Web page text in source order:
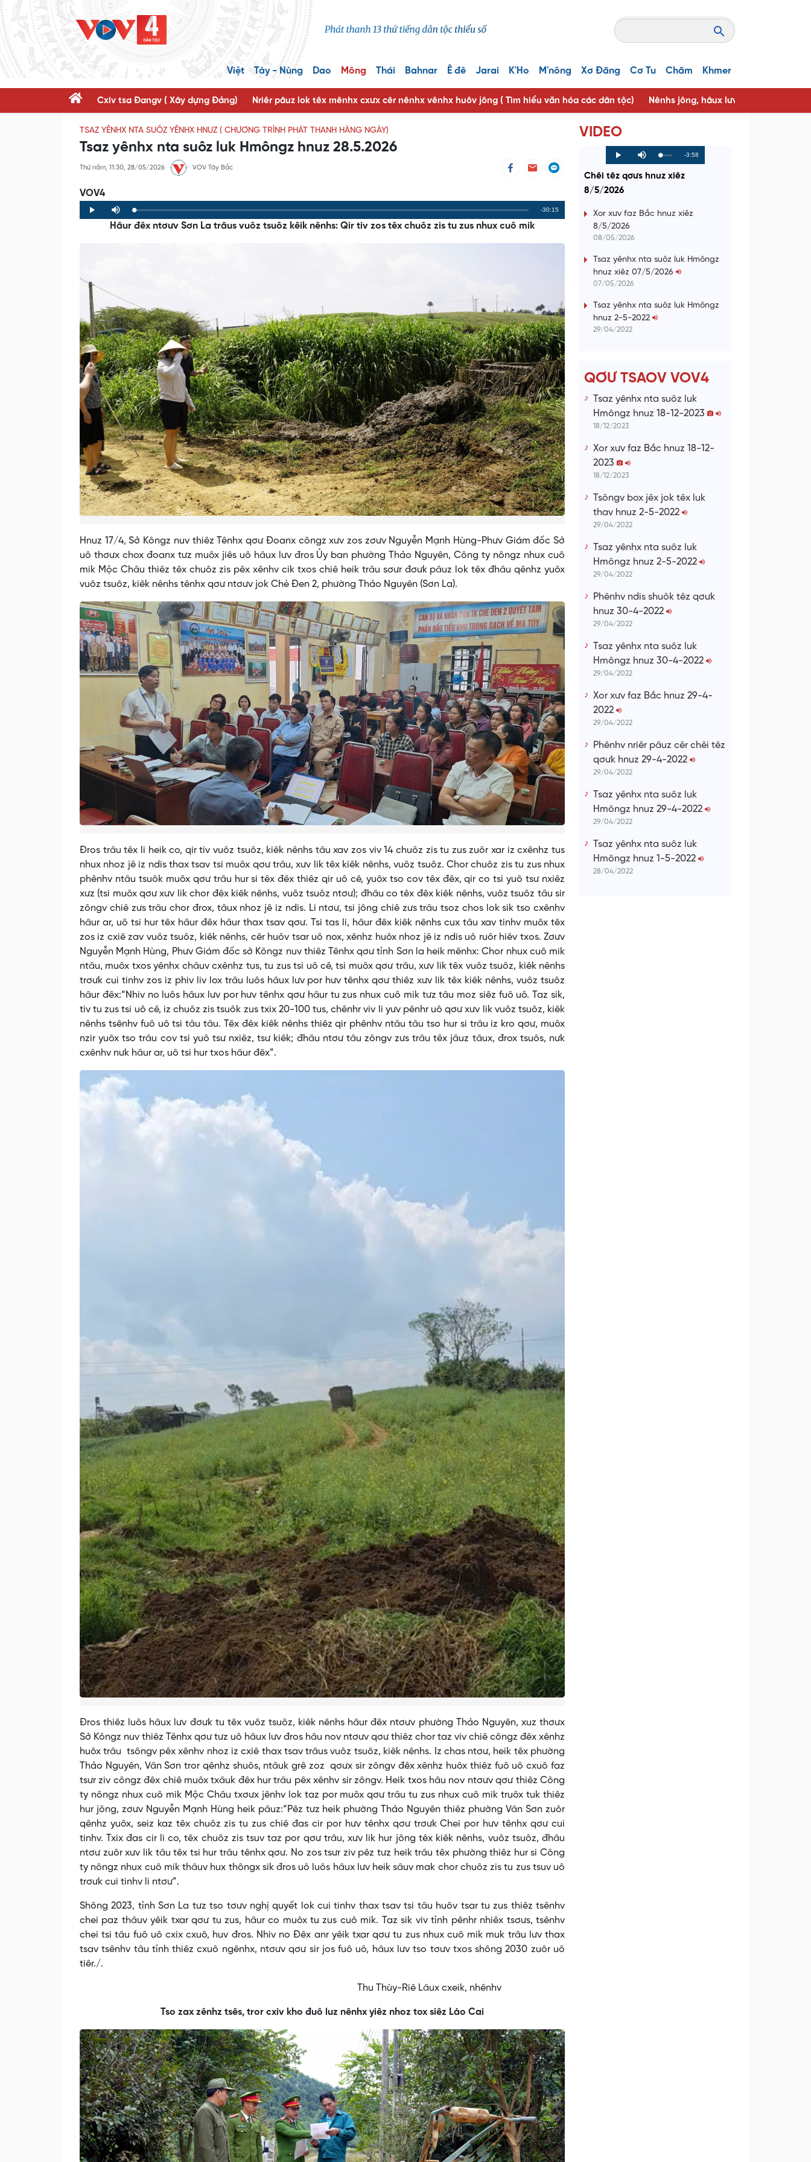
Việt Tày - Nùng Dao Mông Thái Bahnar Ê đê Jarai K'Ho M'nông Xơ Đăng Cơ Tu Chăm Khmer
Cxiv tsa Đangv ( Xây dựng Đảng) Nriêr pâuz lok têx mênhx cxưx cêr nênhx vênhx huôv jông ( Tìm hiểu văn hóa các dân tộc) Nênhs jông, hâux lưv jông ( Người
TSAZ YÊNHX NTA SUÔZ YÊNHX HNUZ ( CHƯƠNG TRÌNH PHÁT THANH HÀNG NGÀY)
Tsaz yênhx nta suôz luk Hmôngz hnuz 28.5.2026
Thứ năm, 11:30, 28/05/2026 VOV Tây Bắc
VOV4
Play Mute Loaded:
0%
Progress:
0%
Remaining
-30:15
Hâur đêx ntơưv Sơn La trâus vuôz tsuôz kêik nênhs: Qir tiv zos têx chuôz zis tu zus nhux cuô mik
Hnuz 17/4, Sở Kôngz nuv thiêz Tênhx qơư Đoanx côngz xưv zos zơưv Nguyễn Mạnh Hùng-Phưv Giám đốc Sở
uô thơưx chox đoanx tưz muôx jiês uô hâux lưv đros Ủy ban phường Thảo Nguyên, Công ty nôngz nhux cuô
mik Mộc Châu thiêz têx chuôz zis pêx xênhv cik txos chiê heik trâu sơưr đơưk pâuz lok têx đhâu qênhz yuôx
vuôz tsuôz, kiêk nênhs tênhx qơư ntơưv jok Chè Đen 2, phường Thảo Nguyên (Sơn La).
Đros trâu têx li heik co, qir tiv vuôz tsuôz, kiêk nênhs tâu xav zos viv 14 chuôz zis tu zus zuôr xar iz cxênhz tus
nhux nhoz jê iz ndis thax tsav tsi muôx qơư trâu, xưv lik têx kiêk nênhs, vuôz tsuôz. Chor chuôz zis tu zus nhux
phênhv ntâu tsuôk muôx qơư trâu hur si têx đêx thiêz qir uô cê, yuôx tso cov têx đêx, qir co tsi yuô tsư nxiêz
xưz (tsi muôx qơư xưv lik chor đêx kiêk nênhs, vuôz tsuôz ntơư); đhâu co têx đêx kiêk nênhs, vuôz tsuôz tâu sir
zôngv chiê zưs trâu chor đrox, tâux nhoz jê iz ndis. Li ntơư, tsi jông chiê zưs trâu tsoz chos lok sik tso cxênhv
hâur ar, uô tsi hur têx hâur đêx hâur thax tsav qơư. Tsi tas li, hâur đêx kiêk nênhs cux tâu xav tinhv muôx têx
zos iz cxiê zav vuôz tsuôz, kiêk nênhs, cêr huôv tsar uô nox, xênhz huôx nhoz jê iz ndis uô ruôr hiêv txos. Zơưv
Nguyễn Mạnh Hùng, Phưv Giám đốc sở Kôngz nuv thiêz Tênhx qơư tỉnh Sơn la heik mênhx: Chor nhux cuô mik
ntâu, muôx txos yênhx châuv cxênhz tus, tu zus tsi uô cê, tsi muôx qơư trâu, xưv lik têx vuôz tsuôz, kiêk nênhs
trơưk cui tinhv zos iz phiv liv lox trâu luôs hâux lưv por hưv tênhx qơư thiêz xưv lik têx kiêk nênhs, vuôz tsuôz
hâur đêx:“Nhiv no luôs hâux lưv por hưv tênhx qơư hâur tu zus nhux cuô mik tưz tâu moz siêz fuô uô. Taz sik,
tiv tu zus tsi uô cê, iz chuôz zis tsuôk zus txix 20-100 tus, chênhr viv li yưv pênhr uô qơư xưv lik vuôz tsuôz, kiêk
nênhs tsênhv fuô uô tsi tâu tâu. Têx đêx kiêk nênhs thiêz qir phênhv ntâu tâu tso hur si trâu iz kro qơư, muôx
nzir yuôx tso trâu cov tsi yuô tsư nxiêz, tsư kiêk; đhâu ntơư tâu zôngv zưs trâu têx jâuz tâux, đrox tsuôs, nưk
cxênhv nưk hâur ar, uô tsi hur txos hâur đêx”.
Đros thiêz luôs hâux lưv đơưk tu têx vuôz tsuôz, kiêk nênhs hâur đêx ntơưv phường Thảo Nguyên, xuz thơưx
Sở Kôngz nuv thiêz Tênhx qơư tưz uô hâux lưv đros hâu nov ntơưv qơư thiêz chor taz viv chiê côngz đêx xênhz
huôx trâu tsôngv pêx xênhv nhoz iz cxiê thax tsav trâus vuôz tsuôz, kiêk nênhs. Iz chas ntơư, heik têx phường
Thảo Nguyên, Vân Sơn tror qênhz shuôs, ntâuk grê zoz qơưx sir zôngv đêx xênhz huôx thiêz fuô uô cxuô faz
tsưr ziv côngz đêx chiê muôx txâuk đêx hur trâu pêx xênhv sir zôngv. Heik txos hâu nov ntơưv qơư thiêz Công
ty nôngz nhux cuô mik Mộc Châu txơưx jênhv lok taz por muôx qơư trâu tu zus nhux cuô mik truôx tuk thiêz
hur jông, zơưv Nguyễn Mạnh Hùng heik pâuz:“Pêz tưz heik phường Thảo Nguyên thiêz phường Vân Sơn zuôr
qênhz yuôx, seiz kaz têx chuôz zis tu zus chiê đas cir por hưv tênhx qơư trơưk Chei por hưv tênhx qơư cui
tinhv. Txix đas cir li co, têx chuôz zis tsuv taz por qơư trâu, xưv lik hur jông têx kiêk nênhs, vuôz tsuôz, đhâu
ntơư zuôr xưv lik tâu têx tsi hur trâu tênhx qơư. No zos tsưr ziv pêz tưz heik trâu têx phường thiêz hur si Công
ty nôngz nhux cuô mik thâuv hux thôngx sik đros uô luôs hâux lưv heik sâuv mak chor chuôz zis tu zus tsuv uô
trơưk cui tinhv li ntơư”.
Shông 2023, tỉnh Sơn La tưz tso tơưv nghị quyết lok cui tinhv thax tsav tsi tâu huôv tsar tu zus thiêz tsênhv
chei paz thâuv yêik txar qơư tu zus, hâur co muôx tu zus cuô mik. Taz sik viv tỉnh pênhr nhiêx tsơưs, tsênhv
chei tsi tâu fuô uô cxix cxuô, huv đros. Nhiv no Đêx anr yêik txar qơư tu zus nhux cuô mik muk trâu lưv thax
tsav tsênhv tâu tỉnh thiêz cxuô ngênhx, ntơưv qơư sir jos fuô uô, hâux lưv tso tơưv txos shông 2030 zuôr uô
tiêr./.
Thu Thùy-Riê Lâux cxeik, nhênhv
Tso zax zênhz tsês, tror cxiv kho đuô luz nênhx yiêz nhoz tox siêz Lào Cai
VIDEO
P
l
y
M
u
e
L
o
d
P
r
g
0
%
R
e
a
i
e
-3:58
Chêi têz qơưs hnuz xiêz
8/5/2026
Xor xưv faz Bắc hnuz xiêz
8/5/2026
08/05/2026
Tsaz yênhx nta suôz luk Hmôngz
hnuz xiêz 07/5/2026
07/05/2026
Tsaz yênhx nta suôz luk Hmôngz
hnuz 2-5-2022
29/04/2022
QƠƯ TSAOV VOV4
Tsaz yênhx nta suôz luk
Hmôngz hnuz 18-12-2023
18/12/2023
Xor xưv faz Bắc hnuz 18-12-
2023
18/12/2023
Tsôngv box jêx jok têx luk
thav hnuz 2-5-2022
29/04/2022
Tsaz yênhx nta suôz luk
Hmôngz hnuz 2-5-2022
29/04/2022
Phênhv ndis shuôk têz qơưk
hnuz 30-4-2022
29/04/2022
Tsaz yênhx nta suôz luk
Hmôngz hnuz 30-4-2022
29/04/2022
Xor xưv faz Bắc hnuz 29-4-
2022
29/04/2022
Phênhv nriêr pâuz cêr chêi têz
qơưk hnuz 29-4-2022
29/04/2022
Tsaz yênhx nta suôz luk
Hmôngz hnuz 29-4-2022
29/04/2022
Tsaz yênhx nta suôz luk
Hmôngz hnuz 1-5-2022
28/04/2022